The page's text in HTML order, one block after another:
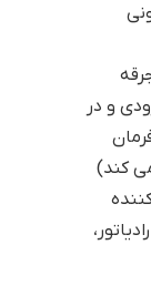
و در
کند)